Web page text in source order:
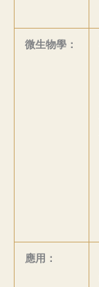
微生物學：
應用：